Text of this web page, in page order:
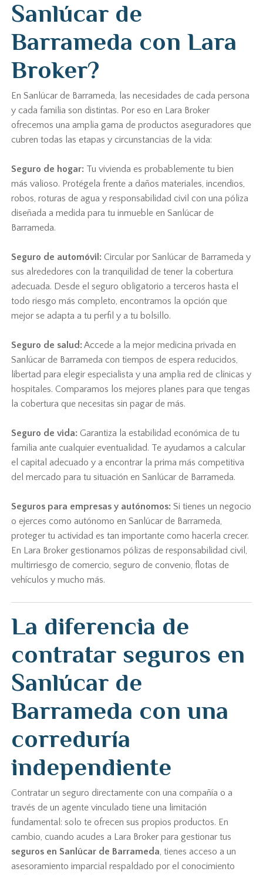
Sanlúcar de
Barrameda con Lara
Broker?
En Sanlúcar de Barrameda, las necesidades de cada persona
y cada familia son distintas. Por eso en Lara Broker
ofrecemos una amplia gama de productos aseguradores que
cubren todas las etapas y circunstancias de la vida:
Seguro de hogar: Tu vivienda es probablemente tu bien
más valioso. Protégela frente a daños materiales, incendios,
robos, roturas de agua y responsabilidad civil con una póliza
diseñada a medida para tu inmueble en Sanlúcar de
Barrameda.
Seguro de automóvil: Circular por Sanlúcar de Barrameda y
sus alrededores con la tranquilidad de tener la cobertura
adecuada. Desde el seguro obligatorio a terceros hasta el
todo riesgo más completo, encontramos la opción que
mejor se adapta a tu perfil y a tu bolsillo.
Seguro de salud:Accede a la mejor medicina privada en
Sanlúcar de Barrameda con tiempos de espera reducidos,
libertad para elegir especialista y una amplia red de clínicas y
hospitales. Comparamos los mejores planes para que tengas
la cobertura que necesitas sin pagar de más.
Seguro de vida: Garantiza la estabilidad económica de tu
familia ante cualquier eventualidad. Te ayudamos a calcular
el capital adecuado y a encontrar la prima más competitiva
del mercado para tu situación en Sanlúcar de Barrameda.
Seguros para empresas y autónomos: Si tienes un negocio
o ejerces como autónomo en Sanlúcar de Barrameda,
proteger tu actividad es tan importante como hacerla crecer.
En Lara Broker gestionamos pólizas de responsabilidad civil,
multirriesgo de comercio, seguro de convenio, flotas de
vehículos y mucho más.
La diferencia de
contratar seguros en
Sanlúcar de
Barrameda con una
correduría
independiente
Contratar un seguro directamente con una compañía o a
través de un agente vinculado tiene una limitación
fundamental: solo te ofrecen sus propios productos. En
cambio, cuando acudes a Lara Broker para gestionar tus
seguros en Sanlúcar de Barrameda, tienes acceso a un
asesoramiento imparcial respaldado por el conocimiento